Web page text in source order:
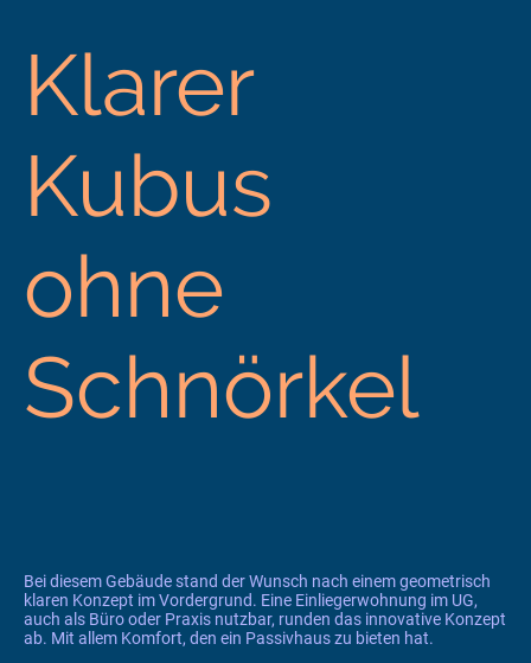
Klarer
Kubus
ohne
Schnörkel
Bei diesem Gebäude stand der Wunsch nach einem geometrisch
klaren Konzept im Vordergrund. Eine Einliegerwohnung im UG,
auch als Büro oder Praxis nutzbar, runden das innovative Konzept
ab. Mit allem Komfort, den ein Passivhaus zu bieten hat.